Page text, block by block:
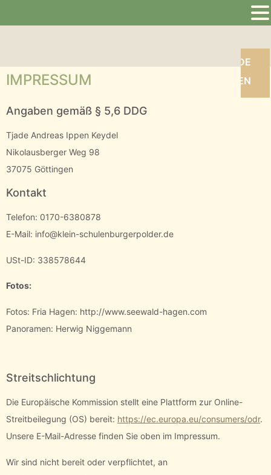
IMPRESSUM
Angaben gemäß § 5,6 DDG
Tjade Andreas Ippen Keydel
Nikolausberger Weg 98
37075 Göttingen
Kontakt
Telefon: 0170-6380878
E-Mail: info@klein-schulenburgerpolder.de
USt-ID: 338578644
Fotos:
Fotos: Fria Hagen: http://www.seewald-hagen.com
Panoramen: Herwig Niggemann
Streitschlichtung
Die Europäische Kommission stellt eine Plattform zur Online-
Streitbeilegung (OS) bereit: https://ec.europa.eu/consumers/odr.
Unsere E-Mail-Adresse finden Sie oben im Impressum.
Wir sind nicht bereit oder verpflichtet, an
DE
EN